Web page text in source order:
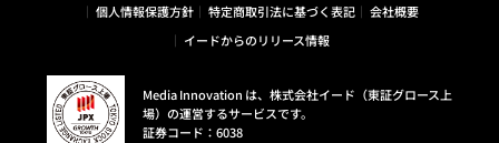
個人情報保護方針
特定商取引法に基づく表記
会社概要
イードからのリリース情報
Media Innovation は、株式会社イード（東証グロース上
場）の運営するサービスです。
証券コード：6038